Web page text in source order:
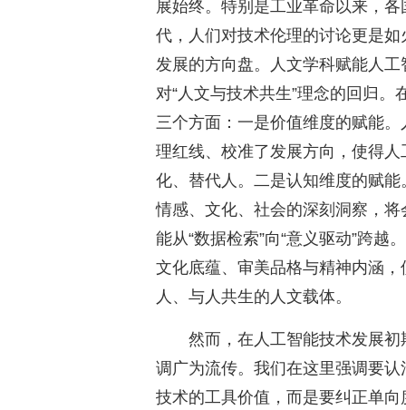
展始终。特别是工业革命以来，
代，人们对技术伦理的讨论更是
发展的方向盘。人文学科赋能人
对“人文与技术共生”理念的回归
三个方面：一是价值维度的赋能
理红线、校准了发展方向，使得
化、替代人。二是认知维度的赋
情感、文化、社会的深刻洞察，
能从“数据检索”向“意义驱动”跨
文化底蕴、审美品格与精神内涵
人、与人共生的人文载体。
然而，在人工智能技术发展初
调广为流传。我们在这里强调要
技术的工具价值，而是要纠正单